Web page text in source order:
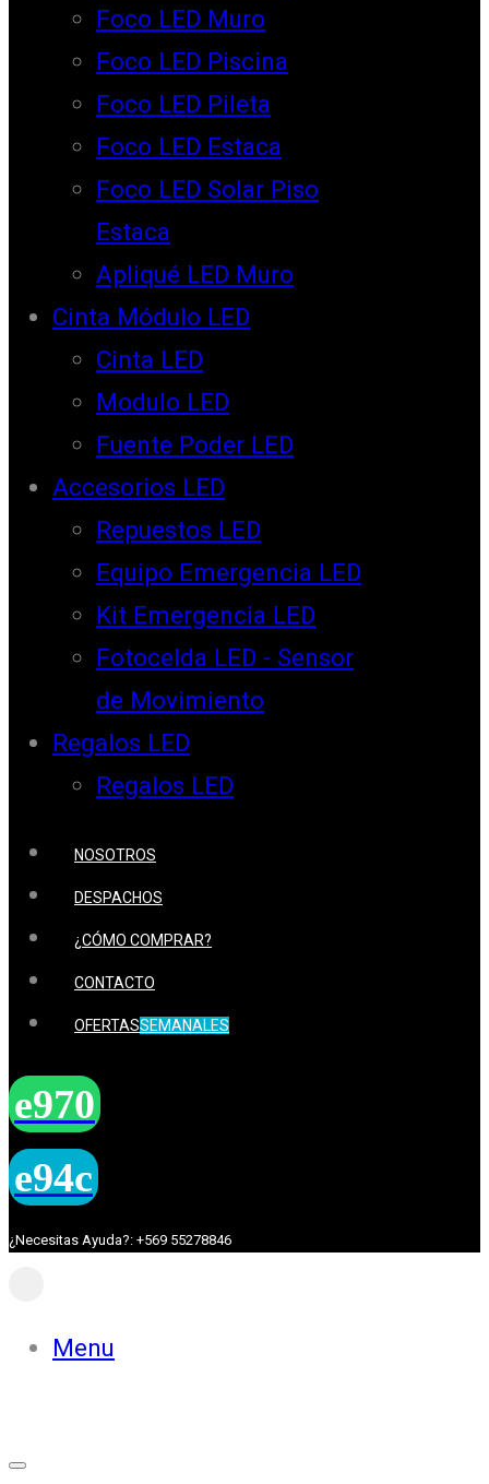
Foco LED Muro
Foco LED Piscina
Foco LED Pileta
Foco LED Estaca
Foco LED Solar Piso
Estaca
Apliqué LED Muro
Cinta Módulo LED
Cinta LED
Modulo LED
Fuente Poder LED
Accesorios LED
Repuestos LED
Equipo Emergencia LED
Kit Emergencia LED
Fotocelda LED - Sensor
de Movimiento
Regalos LED
Regalos LED
NOSOTROS
DESPACHOS
¿CÓMO COMPRAR?
CONTACTO
OFERTASSEMANALES
¿Necesitas Ayuda?: +569 55278846
Menu